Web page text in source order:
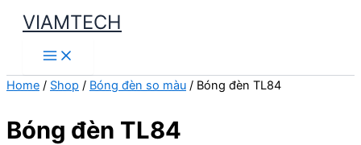
Skip
content
VIAMTECH
Main
Menu
Home / Shop / Bóng đèn so màu / Bóng đèn TL84
Bóng đèn TL84